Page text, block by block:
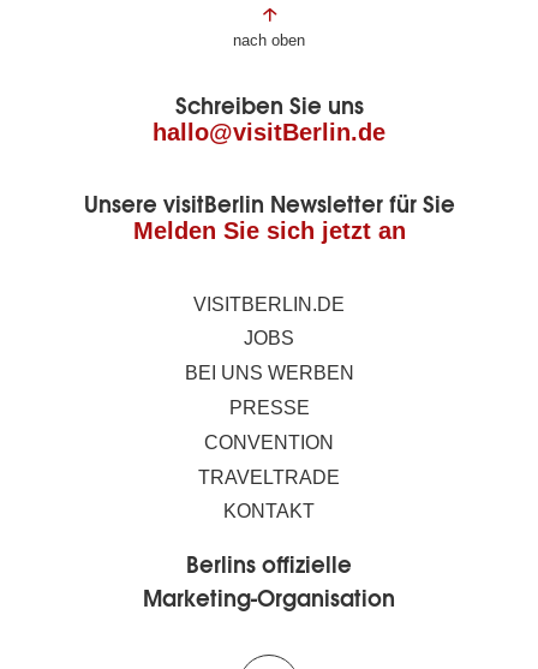
Fußbereich
Seite
nach oben
Schreiben Sie uns
hallo@visitBerlin.de
Unsere visitBerlin Newsletter für Sie
Melden Sie sich jetzt an
VISITBERLIN.DE
JOBS
BEI UNS WERBEN
PRESSE
CONVENTION
TRAVELTRADE
KONTAKT
Berlins offizielle
Marketing-Organisation